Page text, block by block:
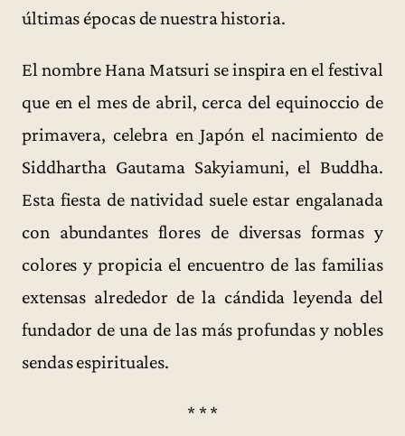
últimas épocas de nuestra historia.
El nombre Hana Matsuri se inspira en el festival
que en el mes de abril, cerca del equinoccio de
primavera, celebra en Japón el nacimiento de
Siddhartha Gautama Sakyiamuni, el Buddha.
Esta fiesta de natividad suele estar engalanada
con abundantes flores de diversas formas y
colores y propicia el encuentro de las familias
extensas alrededor de la cándida leyenda del
fundador de una de las más profundas y nobles
sendas espirituales.
* * *